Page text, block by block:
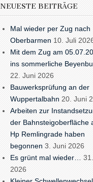
NEUESTE BEITRÄGE
Mal wieder per Zug nach
Oberbarmen 10. Juli
Mit dem Zug am
ins sommerliche
22. Juni 2026
Bauwerksprüfung an der
Wuppertalbahn 20. Juni
Arbeiten zur
der Bahnsteigoberfläche
Hp Remlingrade haben
begonnen 3. Juni 2026
Es grünt mal wieder…
2026